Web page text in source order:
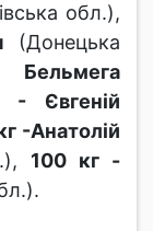
обл.),
(Донецька
Євгеній
-Анатолій
100 кг -